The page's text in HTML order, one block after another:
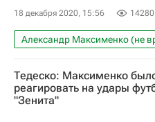
18 декабря 2020, 15:56 14280
Александр Максименко (не
Владислав Радимов
РПЛ 2026-2027 (Чемпионат
Спартак Москва
Тедеско: Максименко
реагировать на удары
"Зенита"